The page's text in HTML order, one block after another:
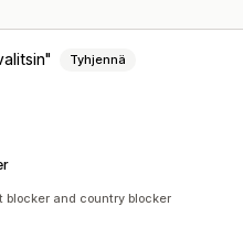
Tyhjennä
blocker and country blocker